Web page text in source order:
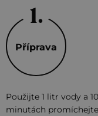
Příprava
Použijte 1 litr vody a
minutách